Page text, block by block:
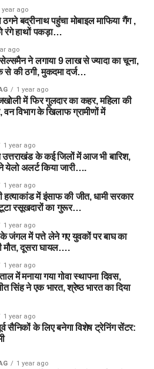
year ago
बद्रीनाथ पहुंचा मोबाइल माफिया गैंग ,
रंगे हाथों पकड़ा…
ago
सेल्समैन ने लगाया 9 लाख से ज्यादा का चूना,
से की ठगी, मुकदमा दर्ज…
1 year ago
में फिर गुलदार का कहर, महिला की
विभाग के खिलाफ ग्रामीणों में
1 year ago
उत्तराखंड के कई जिलों में आज भी बारिश,
येलो अलर्ट किया जारी….
1 year ago
हत्याकांड में इंसाफ की जीत, धामी सरकार
रसूखदारों का गुरूर…
1 year ago
जंगल में पत्ते लेने गए युवकों पर बाघ का
मौत, दूसरा घायल….
1 year ago
में मनाया गया गोवा स्थापना दिवस,
सिंह ने एक भारत, श्रेष्ठ भारत का दिया
1 year ago
सैनिकों के लिए बनेगा विशेष ट्रेनिंग सेंटर:
1 year ago